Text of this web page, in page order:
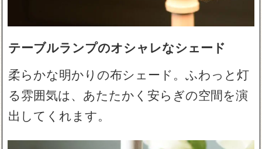
テーブルランプのオシャレなシェード
柔らかな明かりの布シェード。ふわっと灯
る雰囲気は、あたたかく安らぎの空間を演
出してくれます。